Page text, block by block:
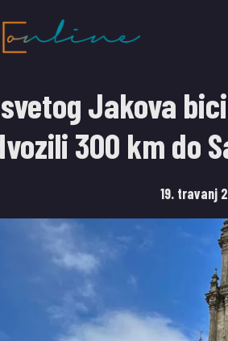
Jakova
300 km do
19. travanj